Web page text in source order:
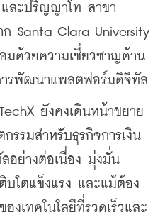
ละปริญญาโท สาขา
Santa Clara University
มด้วยความเชี่ยวชาญด้าน
ารพัฒนาแพลตฟอร์มดิจิทัล
ยังคงเดินหน้าขยาย
รรมสำหรับธุรกิจการเงิน
อย่างต่อเนื่อง มุ่งมั่น
บโตแข็งแรง และแม้ต้อง
งเทคโนโลยีที่รวดเร็วและ